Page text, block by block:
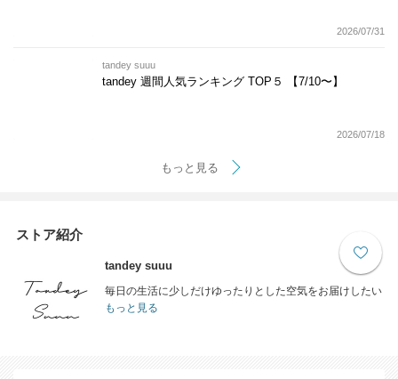
2026/07/31
tandey suuu
tandey 週間人気ランキング TOP５ 【7/10〜】
2026/07/18
もっと見る
ストア紹介
tandey suuu
毎日の生活に少しだけゆったりとした空気をお届けしたい
もっと見る